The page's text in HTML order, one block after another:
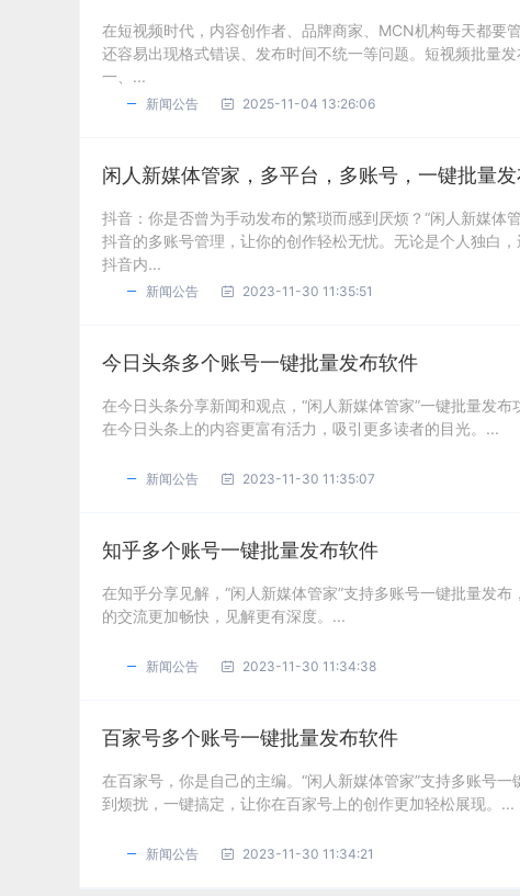
在短视频时代，内容创作者、品牌商家、MCN机构每天都要
还容易出现格式错误、发布时间不统一等问题。短视频批量
一、...
新闻公告 2025-11-04 13:26:06
闲人新媒体管家，多平台，多账号，一键批量
抖音：你是否曾为手动发布的繁琐而感到厌烦？“闲人新媒体
抖音的多账号管理，让你的创作轻松无忧。无论是个人独白
抖音内...
新闻公告 2023-11-30 11:35:51
今日头条多个账号一键批量发布软件
在今日头条分享新闻和观点，“闲人新媒体管家”一键批量发
在今日头条上的内容更富有活力，吸引更多读者的目光。...
新闻公告 2023-11-30 11:35:07
知乎多个账号一键批量发布软件
在知乎分享见解，“闲人新媒体管家”支持多账号一键批量发
的交流更加畅快，见解更有深度。...
新闻公告 2023-11-30 11:34:38
百家号多个账号一键批量发布软件
在百家号，你是自己的主编。“闲人新媒体管家”支持多账号
到烦扰，一键搞定，让你在百家号上的创作更加轻松展现。...
新闻公告 2023-11-30 11:34:21